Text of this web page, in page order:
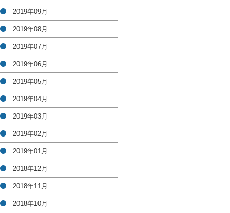
2019年09月
2019年08月
2019年07月
2019年06月
2019年05月
2019年04月
2019年03月
2019年02月
2019年01月
2018年12月
2018年11月
2018年10月